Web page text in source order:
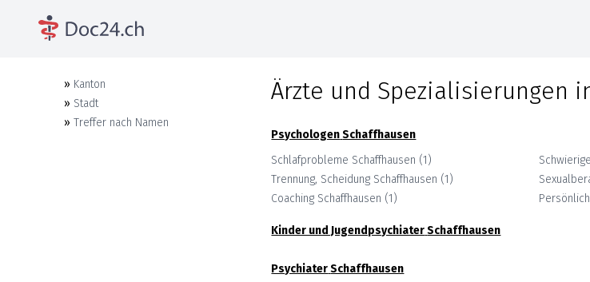
» Kanton
» Stadt
» Treffer nach Namen
Ärzte und Spezialisierungen
Psychologen Schaffhausen
Schlafprobleme Schaffhausen (1)
Trennung, Scheidung Schaffhausen (1)
Coaching Schaffhausen (1)
Kinder und Jugendpsychiater Schaffhausen
Psychiater Schaffhausen